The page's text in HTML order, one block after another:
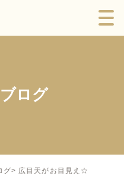
ログ
グ 広目天がお目見え☆